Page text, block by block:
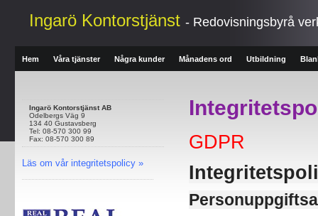
Ingarö Kontorstjänst - Redovisningsbyrå
Hem Våra tjänster Några kunder Månadens ord Utbildning
Ingarö Kontorstjänst AB
Odelbergs Väg 9
134 40 Gustavsberg
Tel: 08-570 300 99
Fax: 08-570 300 89
Läs om vår integritetspolicy »
GDPR